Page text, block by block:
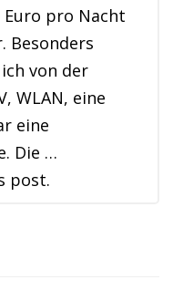
Euro pro Nacht
Besonders
von der
WLAN, eine
eine
Die …
post.